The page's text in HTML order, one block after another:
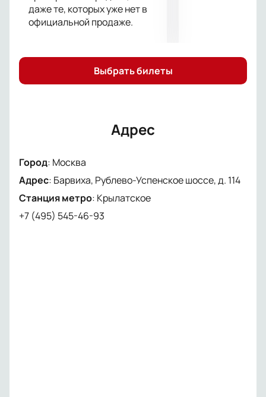
даже те, которых уже нет в
официальной продаже.
Выбрать билеты
Адрес
Город: Москва
Адрес: Барвиха, Рублево-Успенское шоссе, д. 114
Станция метро: Крылатское
+7 (495) 545-46-93